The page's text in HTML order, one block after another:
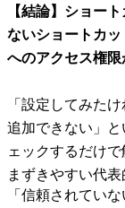
【結論】ショー
ないショートカ
へのアクセス権限
「設定してみた
追加できない」
ェックするだけ
まずきやすい代
「信頼されてい